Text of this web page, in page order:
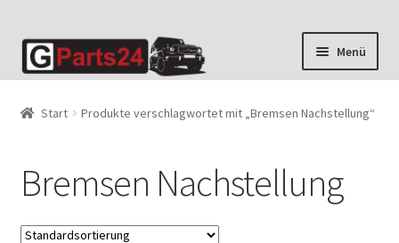
Zur
Navigation
Zum
Inhalt
Menü
Start Produkte verschlagwortet mit „Bremsen Nachstellung“
Bremsen Nachstellung